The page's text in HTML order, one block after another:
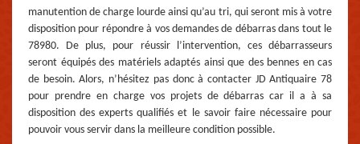
manutention de charge lourde ainsi qu’au tri, qui seront mis à votre
disposition pour répondre à vos demandes de débarras dans tout le
78980. De plus, pour réussir l’intervention, ces débarrasseurs
seront équipés des matériels adaptés ainsi que des bennes en cas
de besoin. Alors, n’hésitez pas donc à contacter JD Antiquaire 78
pour prendre en charge vos projets de débarras car il a à sa
disposition des experts qualifiés et le savoir faire nécessaire pour
pouvoir vous servir dans la meilleure condition possible.